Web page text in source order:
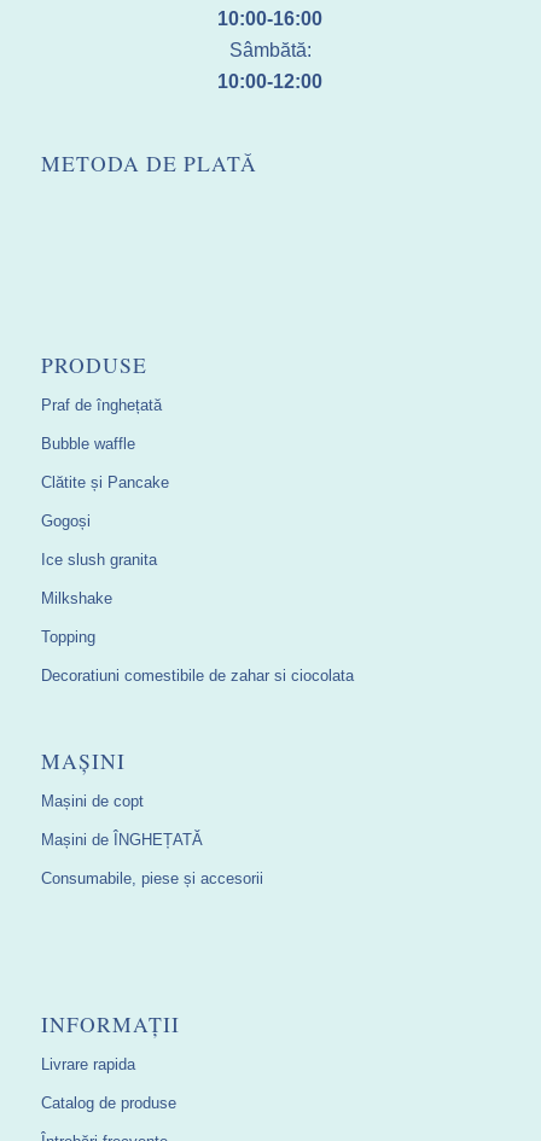
10:00-16:00
Sâmbătă:
10:00-12:00
METODA DE PLATĂ
PRODUSE
Praf de înghețată
Bubble waffle
Clătite și Pancake
Gogoși
Ice slush granita
Milkshake
Topping
Decoratiuni comestibile de zahar si ciocolata
MAȘINI
Mașini de copt
Mașini de ÎNGHEȚATĂ
Consumabile, piese și accesorii
INFORMAȚII
Livrare rapida
Catalog de produse